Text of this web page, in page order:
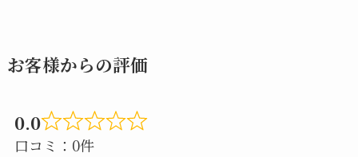
お客様からの評価
0.0
Rated
口コミ：0件